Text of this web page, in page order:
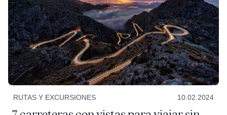
RUTAS Y EXCURSIONES 10.02.2024